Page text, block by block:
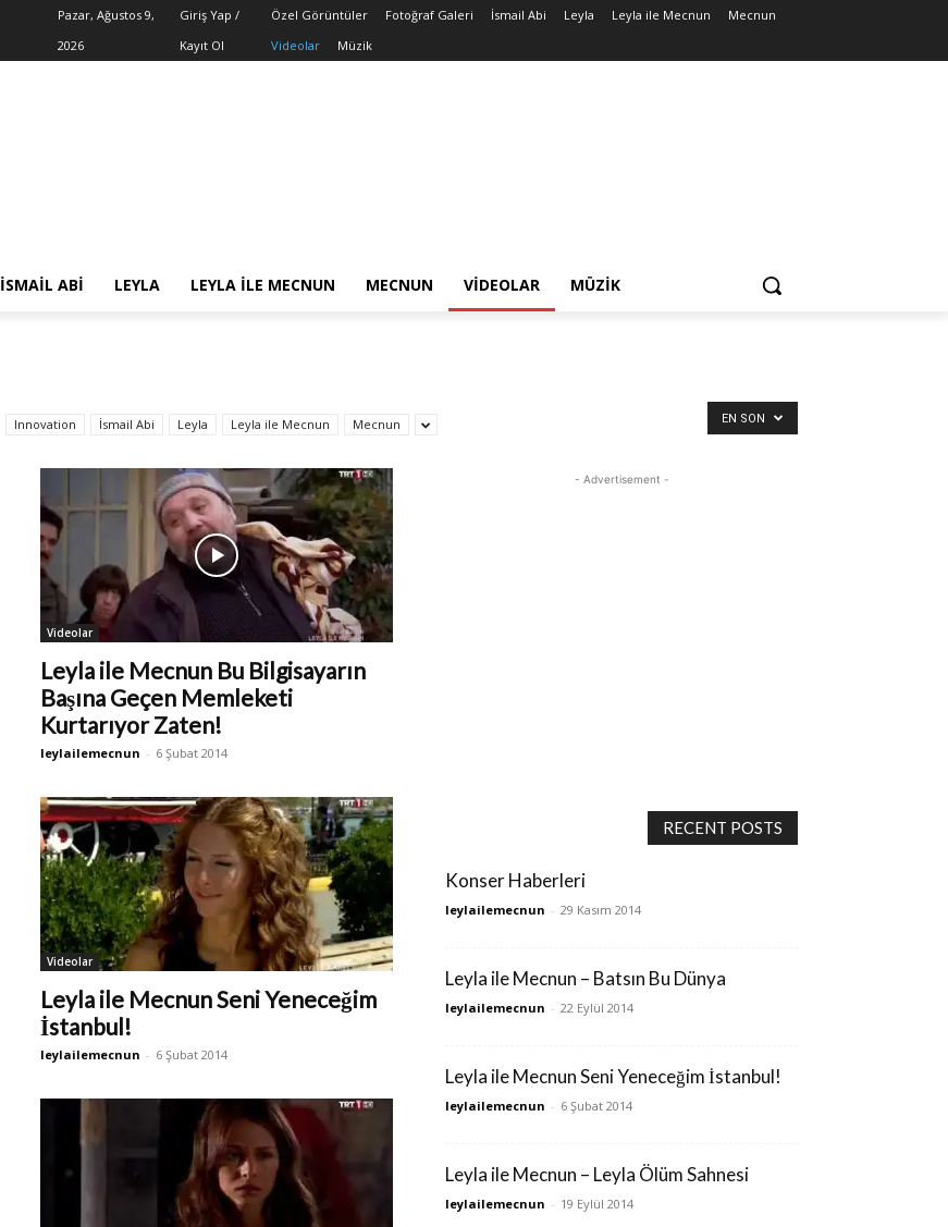
Pazar, Ağustos 9,
2026
Giriş Yap /
Kayıt Ol
Özel Görüntüler Fotoğraf Galeri İsmail Abi Leyla Leyla ile Mecnun
Mecnun
Videolar
Müzik
İSMAIL ABI LEYLA LEYLA ILE MECNUN MECNUN VIDEOLAR MÜZIK
Innovation İsmail Abi Leyla Leyla ile Mecnun Mecnun EN SON
Videolar
Leyla ile Mecnun Bu Bilgisayarın
Başına Geçen Memleketi
Kurtarıyor Zaten!
leylailemecnun - 6 Şubat 2014
Videolar
Leyla ile Mecnun Seni Yeneceğim
İstanbul!
leylailemecnun - 6 Şubat 2014
- Advertisement -
RECENT POSTS
Konser Haberleri
leylailemecnun - 29 Kasım 2014
Leyla ile Mecnun – Batsın Bu Dünya
leylailemecnun - 22 Eylül 2014
Leyla ile Mecnun Seni Yeneceğim İstanbul!
leylailemecnun - 6 Şubat 2014
Leyla ile Mecnun – Leyla Ölüm Sahnesi
leylailemecnun - 19 Eylül 2014